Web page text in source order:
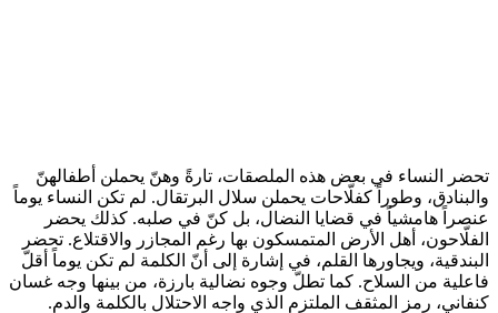
تحضر النساء في بعض هذه الملصقات، تارةً وهنّ يحملن أطفالهنّ
والبنادق، وطوراً كفلّاحات يحملن سلال البرتقال. لم تكن النساء يوماً
عنصراً هامشياً في قضايا النضال، بل كنّ في صلبه. كذلك يحضر
الفلّاحون، أهل الأرض المتمسكون بها رغم المجازر والاقتلاع. تحضر
البندقية، ويجاورها القلم، في إشارة إلى أنّ الكلمة لم تكن يوماً أقلّ
فاعلية من السلاح. كما تطلّ وجوه نضالية بارزة، من بينها وجه غسان
كنفاني، رمز المثقف الملتزم الذي واجه الاحتلال بالكلمة والدم.